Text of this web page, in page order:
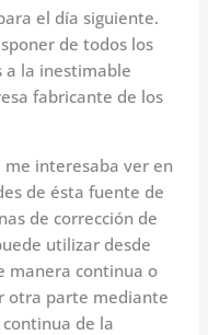
el día siguiente.
de todos los
a la inestimable
fabricante de los
me interesaba ver en
de ésta fuente de
de corrección de
utilizar desde
manera continua o
otra parte mediante
de la